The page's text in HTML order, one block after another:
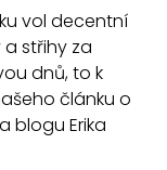
vol decentní
střihy za
dnů, to k
článku o
blogu Erika